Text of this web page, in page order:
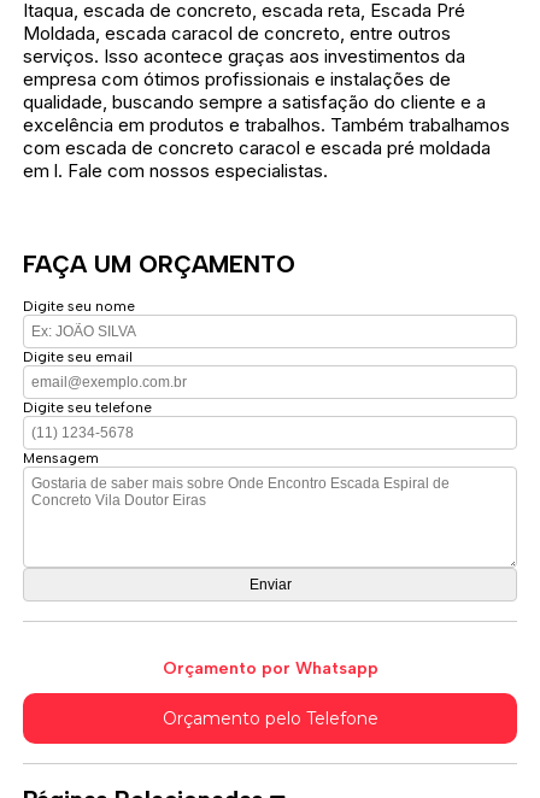
Itaqua, escada de concreto, escada reta, Escada Pré
Moldada, escada caracol de concreto, entre outros
serviços. Isso acontece graças aos investimentos da
empresa com ótimos profissionais e instalações de
qualidade, buscando sempre a satisfação do cliente e a
excelência em produtos e trabalhos. Também trabalhamos
com escada de concreto caracol e escada pré moldada
em l. Fale com nossos especialistas.
FAÇA UM ORÇAMENTO
Digite seu nome
Digite seu email
Digite seu telefone
Mensagem
Orçamento por Whatsapp
Orçamento pelo Telefone